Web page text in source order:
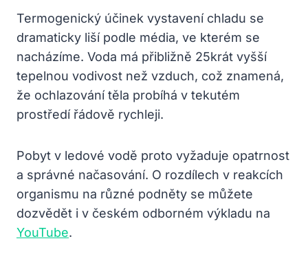
Termogenický účinek vystavení chladu se
dramaticky liší podle média, ve kterém se
nacházíme. Voda má přibližně 25krát vyšší
tepelnou vodivost než vzduch, což znamená,
že ochlazování těla probíhá v tekutém
prostředí řádově rychleji.
Pobyt v ledové vodě proto vyžaduje opatrnost
a správné načasování. O rozdílech v reakcích
organismu na různé podněty se můžete
dozvědět i v českém odborném výkladu na
YouTube.